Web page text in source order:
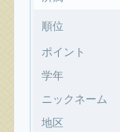
順位
ポイント
学年
ニックネーム
地区